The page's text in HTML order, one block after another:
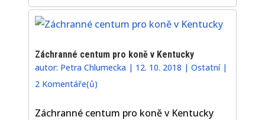
Záchranné centum pro koně v Kentucky
autor: Petra Chlumecka | 12. 10. 2018 |Ostatní|
2 Komentáře(ů)
Záchranné centum pro koně v Kentucky